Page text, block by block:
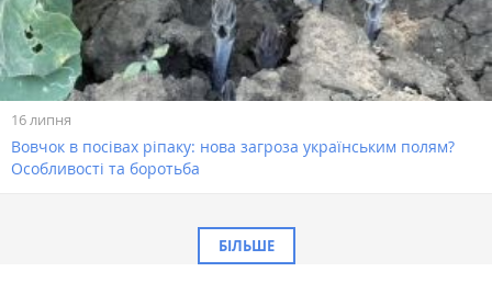
16 липня
Вовчок в посівах ріпаку: нова загроза українським полям?
Особливості та боротьба
БІЛЬШЕ